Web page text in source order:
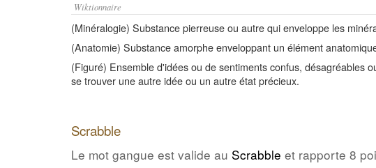
Wiktionnaire
(Minéralogie) Substance pierreuse ou autre qui enveloppe les
(Anatomie) Substance amorphe enveloppant un élément
(Figuré) Ensemble d'idées ou de sentiments confus, désagréables
se trouver une autre idée ou un autre état précieux.
Scrabble
Le mot gangue est valide au Scrabble et rapporte 8